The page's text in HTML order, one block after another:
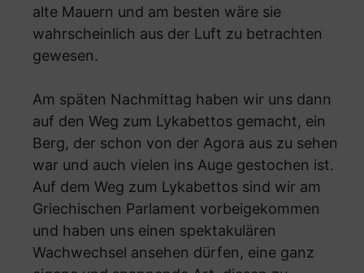
alte Mauern und am besten wäre sie
wahrscheinlich aus der Luft zu betrachten
gewesen.
Am späten Nachmittag haben wir uns dann
auf den Weg zum Lykabettos gemacht, ein
Berg, der schon von der Agora aus zu sehen
war und auch vielen ins Auge gestochen ist.
Auf dem Weg zum Lykabettos sind wir am
Griechischen Parlament vorbeigekommen
und haben uns einen spektakulären
Wachwechsel ansehen dürfen, eine ganz